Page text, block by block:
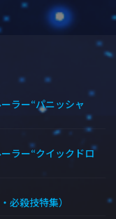
ラー“パニッシャ
ラー“クイックドロ
必殺技特集）